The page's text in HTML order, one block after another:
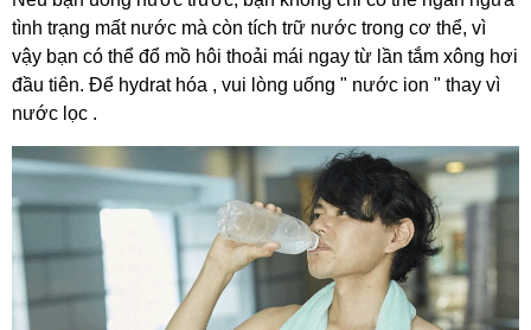
tình trạng mất nước mà còn tích trữ nước trong cơ thể, vì
vậy bạn có thể đổ mồ hôi thoải mái ngay từ lần tắm xông hơi
đầu tiên. Để hydrat hóa , vui lòng uống " nước ion " thay vì
nước lọc .